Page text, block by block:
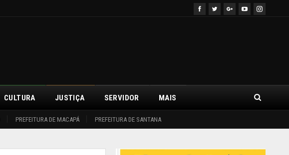
PREFEITURA DE MACAPÁ PREFEITURA DE SANTANA
CULTURA JUSTIÇA SERVIDOR MAIS